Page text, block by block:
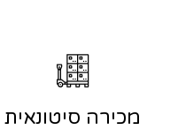
מכירה סיטונאית